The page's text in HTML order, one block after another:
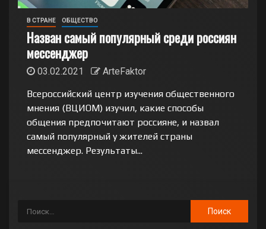
В СТРАНЕ ОБЩЕСТВО
Назван самый популярный среди россиян
мессенджер
03.02.2021
ArteFaktor
Всероссийский центр изучения общественного
мнения (ВЦИОМ) изучил, какие способы
общения предпочитают россияне, и назвал
самый популярный у жителей страны
мессенджер. Результаты...